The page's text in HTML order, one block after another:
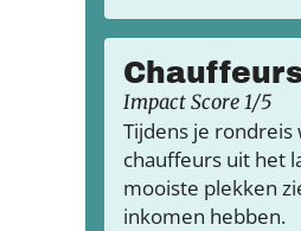
Impact Score 1/5
Tijdens je
chauffeurs uit het
mooiste plekken
inkomen hebben.